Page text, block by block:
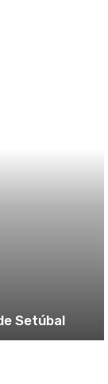
Setúbal